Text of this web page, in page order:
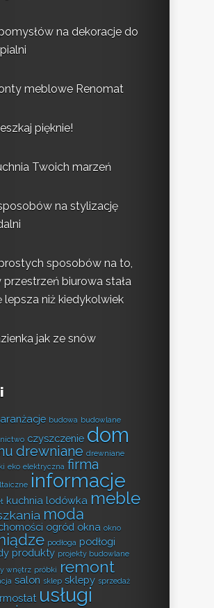
na dekoracje do
meblowe Renomat
pięknie!
Twoich marzeń
na stylizację
sposobów na to,
przestrzeń biurowa stała
lepsza niż kiedykolwiek
jak ze snów
aranżacje budowa budowlane
czyszczenie dom
drewniane drewniane
eko elektryczna firma
informacje
kuchnia lodówka meble
moda
ogród okna okno
podłoga podłogi
produkty projekty budowlane
wnętrz próbki remont
salon sklep sklepy sprzedaż
usługi